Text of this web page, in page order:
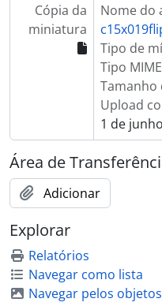
Cópia da
miniatura
Nome do
Tipo de
Tipo MIME
Tamanho
Upload
1 de
Área de
Adicionar
Explorar
Relatórios
Navegar como lista
Navegar pelos